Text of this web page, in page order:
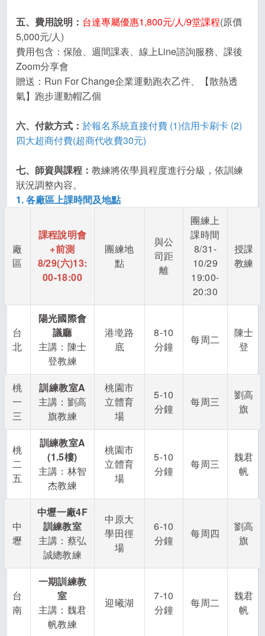
五、費用說明： 台達專屬優惠1,800元/人/9堂課程(原價
5,000元/人)
費用包含：保險、週間課表、線上Line諮詢服務、課後
Zoom分享會
贈送：Run For Change企業運動跑衣乙件、【散熱透
氣】跑步運動帽乙個
六、付款方式 ： 於報名系統直接付費 (1)信用卡刷卡 (2)
四大超商付費(超商代收費30元)
七、師資與課程： 教練將依學員程度進行分級，依訓練
狀況調整內容。
1. 各廠區上課時間及地點
廠
區
課程說明會
+前測
8/29(六)13:
00-18:00
團練地
點
與公
司距
離
團練上
課時間
8/31-
10/29
19:00-
20:30
授課
教練
台
北
陽光國際會
議廳
主講：陳士
登教練
港墘路
底
8-10
分鐘
每周二
陳士
登
桃
一
三
訓練教室A
主講：劉高
旗教練
桃園市
立體育
場
5-10
分鐘
每周三
劉高
旗
桃
二
五
訓練教室A
(1.5樓)
主講：林智
杰教練
桃園市
立體育
場
5-10
分鐘
每周三
魏君
帆
中
壢
中壢一廠4F
訓練教室
主講：蔡弘
誠總教練
中原大
學田徑
場
6-10
分鐘
每周四
劉高
旗
台
南
一期訓練教
室
主講：魏君
帆教練
迎曦湖
7-10
分鐘
每周二
魏君
帆